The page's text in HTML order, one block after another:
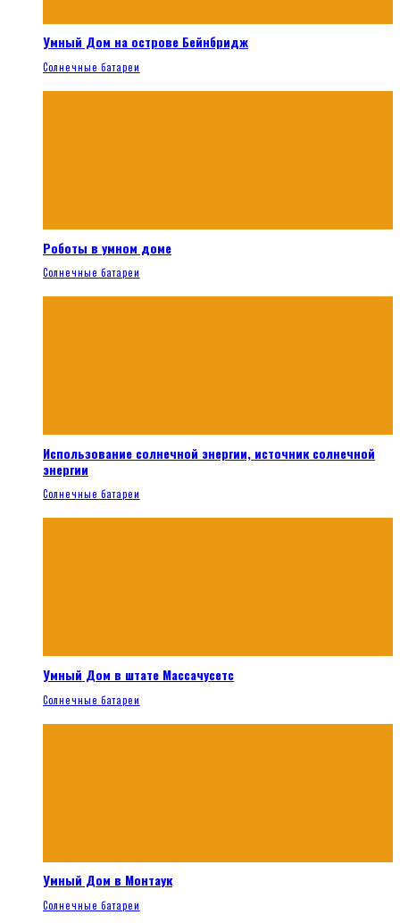
Умный Дом на острове Бейнбридж
Солнечные батареи
Роботы в умном доме
Солнечные батареи
Использование солнечной энергии, источник солнечной
энергии
Солнечные батареи
Умный Дом в штате Массачусетс
Солнечные батареи
Умный Дом в Монтаук
Солнечные батареи